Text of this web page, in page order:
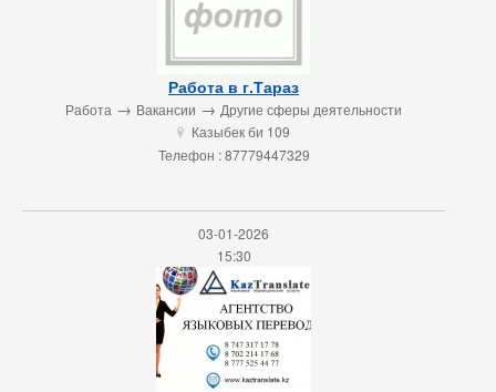
Работа в г.Тараз
Работа → Вакансии → Другие сферы деятельности
u Казыбек би 109
Телефон : 87779447329
03-01-2026
15:30